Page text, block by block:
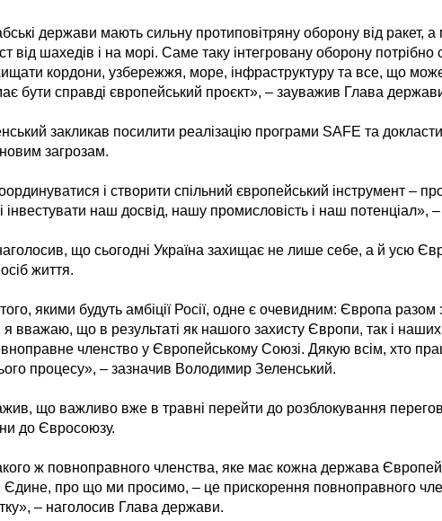
держави мають сильну протиповітряну оборону від ракет,
від шахедів і на морі. Саме таку інтегровану оборону потрібно
кордони, узбережжя, море, інфраструктуру та все, що
бути справді європейський проєкт», – зауважив Глава
закликав посилити реалізацію програми SAFE та
загрозам.
і створити спільний європейський інструмент –
інвестувати наш досвід, нашу промисловість і наш потенціал»,
що сьогодні Україна захищає не лише себе, а й усю
життя.
якими будуть амбіції Росії, одне є очевидним: Європа
я вважаю, що в результаті як нашого захисту Європи, так і
членство у Європейському Союзі. Дякую всім, хто
процесу», – зазначив Володимир Зеленський.
що важливо вже в травні перейти до розблокування
до Євросоюзу.
ж повноправного членства, яке має кожна держава
Єдине, про що ми просимо, – це прискорення повноправного
– наголосив Глава держави.